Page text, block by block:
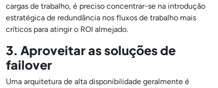
cargas de trabalho, é preciso concentrar-se na introdução
estratégica de redundância nos fluxos de trabalho mais
críticos para atingir o ROI almejado.
3. Aproveitar as soluções de
failover
Uma arquitetura de alta disponibilidade geralmente é